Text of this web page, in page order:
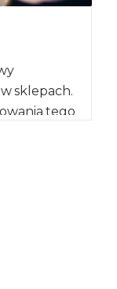
sklepach.
tego